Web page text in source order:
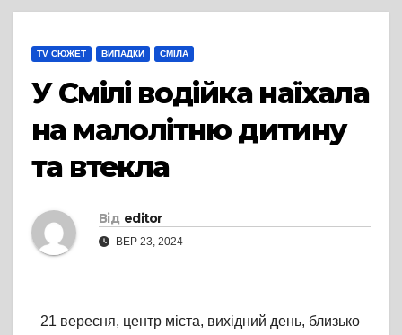
TV СЮЖЕТ ВИПАДКИ СМІЛА
У Смілі водійка наїхала
на малолітню дитину
та втекла
Від editor
ВЕР 23, 2024
21 вересня, центр міста, вихідний день, близько